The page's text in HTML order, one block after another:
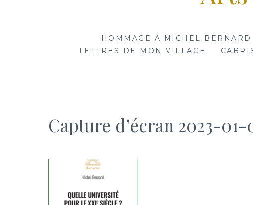
HOMMAGE À MICHEL BERNARD
LETTRES DE MON VILLAGE
Capture d’écran 2023-01-